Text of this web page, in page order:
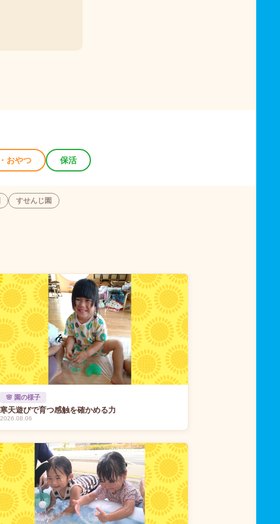
おやつ 保活
すせんじ園
🌸 園の様子
寒天遊びで育つ感触を確かめる力
2026.08.06